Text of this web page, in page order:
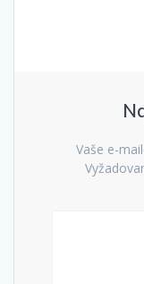
Vaše e-